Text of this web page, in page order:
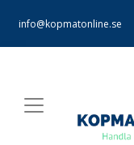
info@kopmatonline.se